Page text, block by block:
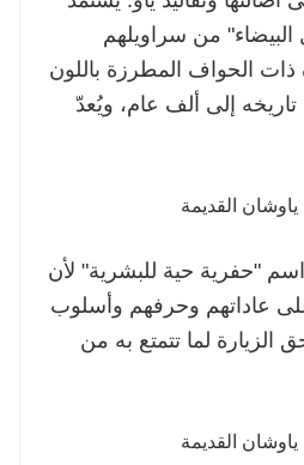
البيضاء" من سراويلهم
ذات الحواف المطرزة باللون
إلى ألف عام، ويُعدّ
"حفرية حية للبشرية" لأن
عاداتهم وحرفهم وأسلوب
الزيارة لما تتمتع به من